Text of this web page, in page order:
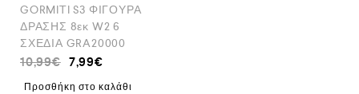
GORMITI S3 ΦΙΓΟΥΡΑ
ΔΡΑΣΗΣ 8εκ W2 6
ΣΧΕΔΙΑ GRA20000
10,99€ 7,99€
Προσθήκη στο καλάθι